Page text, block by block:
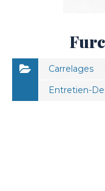
Carrelages
Entretien-